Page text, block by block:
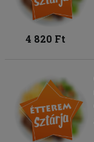
4 820 Ft